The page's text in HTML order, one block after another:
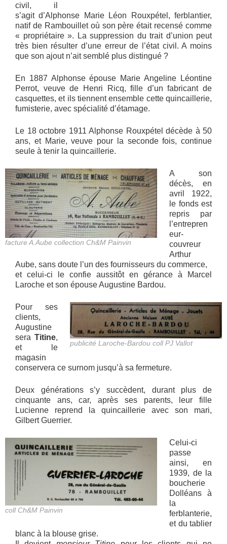
civil, il
s’agit d’Alphonse Marie Léon Rouxpétel, ferblantier,
natif de Rambouillet où son père était recensé comme
« propriétaire ». La suppression du trait d’union peut
très bien résulter d’une erreur de l’état civil. A moins
que son ajout n’ait semblé plus distingué ?
En 1887 Alphonse épouse Marie Angeline Léontine
Perrot, veuve de Henri Ricq, fille d’un fabricant de
casquettes, et ils tiennent ensemble cette quincaillerie,
fumisterie, avec spécialité d’étamage.
Le 18 octobre 1911 Alphonse Rouxpétel décède à 50
ans, et Marie, veuve pour la seconde fois, continue
seule à tenir la quincaillerie.
facture A.Aube collection Ch&M Painvin
A son
décès, en
avril 1922,
le fonds est
repris par
l’entrepren
eur-
couvreur
Arthur
Aube, sans doute l’un des fournisseurs du commerce,
et celui-ci le confie aussitôt en gérance à Marcel
Laroche et son épouse Augustine Bardou.
publicité Laroche-Bardou coll PJ Vallot
Pour ses
clients,
Augustine
sera Titine,
et le
magasin
conservera ce surnom jusqu’à sa fermeture.
Deux générations s’y succèdent, durant plus de
cinquante ans, car, après ses parents, leur fille
Lucienne reprend la quincaillerie avec son mari,
Gilbert Guerrier.
coll Ch&M Painvin
Celui-ci
passe
ainsi, en
1939, de la
boucherie
Dolléans à
la
ferblanterie,
et du tablier
blanc à la blouse grise.